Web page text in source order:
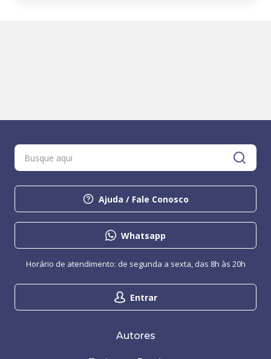
Ajuda / Fale Conosco
Whatsapp
Entrar
Horário de atendimento: de segunda a sexta, das 8h às 20h
Autores